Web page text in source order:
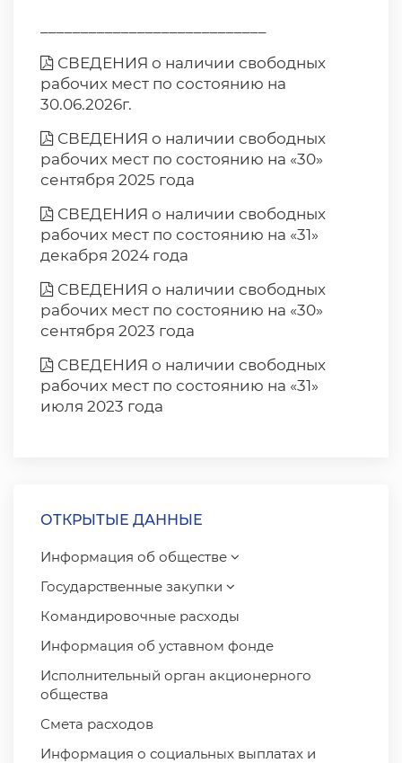
СВЕДЕНИЯ о наличии свободных
рабочих мест по состоянию на
30.06.2026г.
СВЕДЕНИЯ о наличии свободных
рабочих мест по состоянию на «30»
сентября 2025 года
СВЕДЕНИЯ о наличии свободных
рабочих мест по состоянию на «31»
декабря 2024 года
СВЕДЕНИЯ о наличии свободных
рабочих мест по состоянию на «30»
сентября 2023 года
СВЕДЕНИЯ о наличии свободных
рабочих мест по состоянию на «31»
июля 2023 года
ОТКРЫТЫЕ ДАННЫЕ
Информация об обществе
Государственные закупки
Командировочные расходы
Информация об уставном фонде
Исполнительный орган акционерного
общества
Смета расходов
Информация о социальных выплатах и ​​